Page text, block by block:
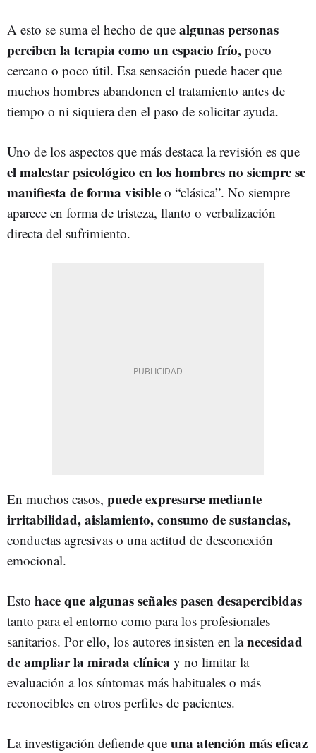
A esto se suma el hecho de que algunas personas
perciben la terapia como un espacio frío, poco
cercano o poco útil. Esa sensación puede hacer que
muchos hombres abandonen el tratamiento antes de
tiempo o ni siquiera den el paso de solicitar ayuda.
Uno de los aspectos que más destaca la revisión es que
el malestar psicológico en los hombres no siempre se
manifiesta de forma visible o “clásica”. No siempre
aparece en forma de tristeza, llanto o verbalización
directa del sufrimiento.
En muchos casos, puede expresarse mediante
irritabilidad, aislamiento, consumo de sustancias,
conductas agresivas o una actitud de desconexión
emocional.
Esto hace que algunas señales pasen desapercibidas
tanto para el entorno como para los profesionales
sanitarios. Por ello, los autores insisten en lanecesidad
de ampliar la mirada clínica y no limitar la
evaluación a los síntomas más habituales o más
reconocibles en otros perfiles de pacientes.
La investigación defiende que una atención más eficaz